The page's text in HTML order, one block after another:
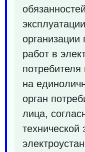
работ в
на
орган
лица,
технической